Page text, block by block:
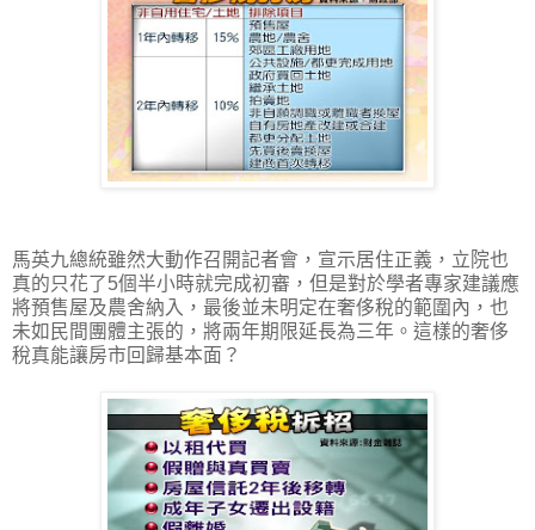
馬英九總統雖然大動作召開記者會，宣示居住正義，立院也
真的只花了5個半小時就完成初審，但是對於學者專家建議應
將預售屋及農舍納入，最後並未明定在奢侈稅的範圍內，也
未如民間團體主張的，將兩年期限延長為三年。這樣的奢侈
稅真能讓房市回歸基本面？